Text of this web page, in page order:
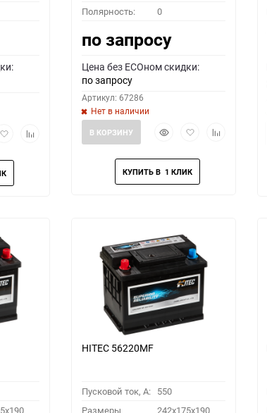
ДобавитьДобавить
Полярность: 0
по запросу
Цена без ECOном скидки:
по запросу
Артикул: 67286
Нет в наличии
БыстрыйДобавить
избранное
Добавить
В КОРЗИНУ
HITEC 56220MF
Пусковой ток, A: 550